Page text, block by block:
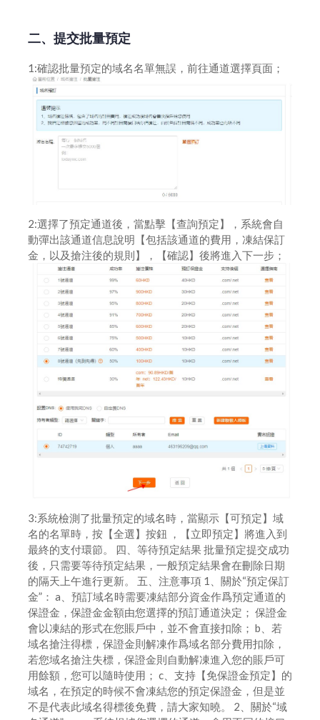
二、提交批量預定
1:確認批量預定的域名名單無誤，前往通道選擇頁面；
2:選擇了預定通道後，當點擊【查詢預定】，系統會自
動彈出該通道信息說明【包括該通道的費用，凍結保訂
金，以及搶注後的規則】，【確認】後將進入下一步；
3:系統檢測了批量預定的域名時，當顯示【可預定】域
名的名單時，按【全選】按鈕 ，【立即預定】將進入到
最終的支付環節。 四、等待預定結果 批量預定提交成功
後，只需要等待預定結果，一般預定結果會在刪除日期
的隔天上午進行更新。 五、注意事項 1、關於“預定保訂
金”： a、預訂域名時需要凍結部分資金作爲預定通道的
保證金，保證金金額由您選擇的預訂通道決定； 保證金
會以凍結的形式在您賬戶中，並不會直接扣除； b、若
域名搶注得標，保證金則解凍作爲域名部分費用扣除，
若您域名搶注失標，保證金則自動解凍進入您的賬戶可
用餘額，您可以隨時使用； c、支持【免保證金預定】的
域名，在預定的時候不會凍結您的預定保證金，但是並
不是代表此域名得標後免費，請大家知曉。 2、關於“域